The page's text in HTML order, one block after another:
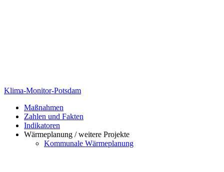
Klima-Monitor-Potsdam
Maßnahmen
Zahlen und Fakten
Indikatoren
Wärmeplanung / weitere Projekte
Kommunale Wärmeplanung